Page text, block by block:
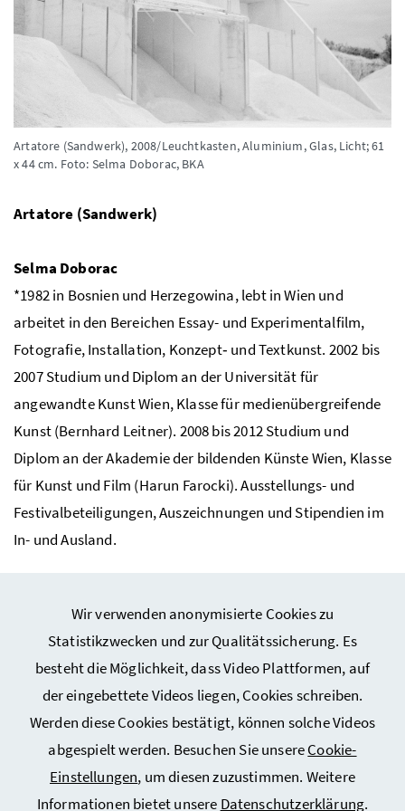
Wir verwenden anonymisierte Cookies zu
Statistikzwecken und zur Qualitätssicherung. Es
besteht die Möglichkeit, dass Video Plattformen, auf
der eingebettete Videos liegen, Cookies schreiben.
Werden diese Cookies bestätigt, können solche Videos
abgespielt werden. Besuchen Sie unsereCookie-
Einstellungen, um diesen zuzustimmen. Weitere
Informationen bietet unsere Datenschutzerklärung.
Artatore (Sandwerk), 2008/Leuchtkasten, Aluminium, Glas, Licht; 61
x 44 cm. Foto: Selma Doborac, BKA
Artatore (Sandwerk)
Selma Doborac
*1982 in Bosnien und Herzegowina, lebt in Wien und
arbeitet in den Bereichen Essay- und Experimentalfilm,
Fotografie, Installation, Konzept‐ und Textkunst. 2002 bis
2007 Studium und Diplom an der Universität für
angewandte Kunst Wien, Klasse für medienübergreifende
Kunst (Bernhard Leitner). 2008 bis 2012 Studium und
Diplom an der Akademie der bildenden Künste Wien, Klasse
für Kunst und Film (Harun Farocki). Ausstellungs- und
Festivalbeteiligungen, Auszeichnungen und Stipendien im
In- und Ausland.
Webseiten Kunst und Kultur
Service